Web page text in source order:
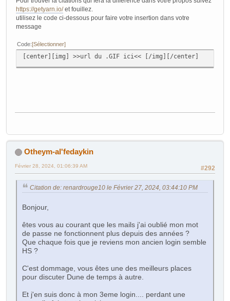
https://getyarn.io/et fouillez.
utilisez le code ci-dessous pour faire votre insertion dans votre
message
Code Sélectionner
[center][img] >>url du .GIF ici<< [/img][/center]
Otheym-al'fedaykin
#292
Février 28, 2024, 01:06:39 AM
Citation de: renardrouge10 le Février 27, 2024, 03:44:10 PM
Bonjour,
êtes vous au courant que les mails j'ai oublié mon mot
de passe ne fonctionnent plus depuis des années ?
Que chaque fois que je reviens mon ancien login semble
HS ?
C'est dommage, vous êtes une des meilleurs places
pour discuter Dune de temps à autre.
Et j'en suis donc à mon 3eme login.... perdant une